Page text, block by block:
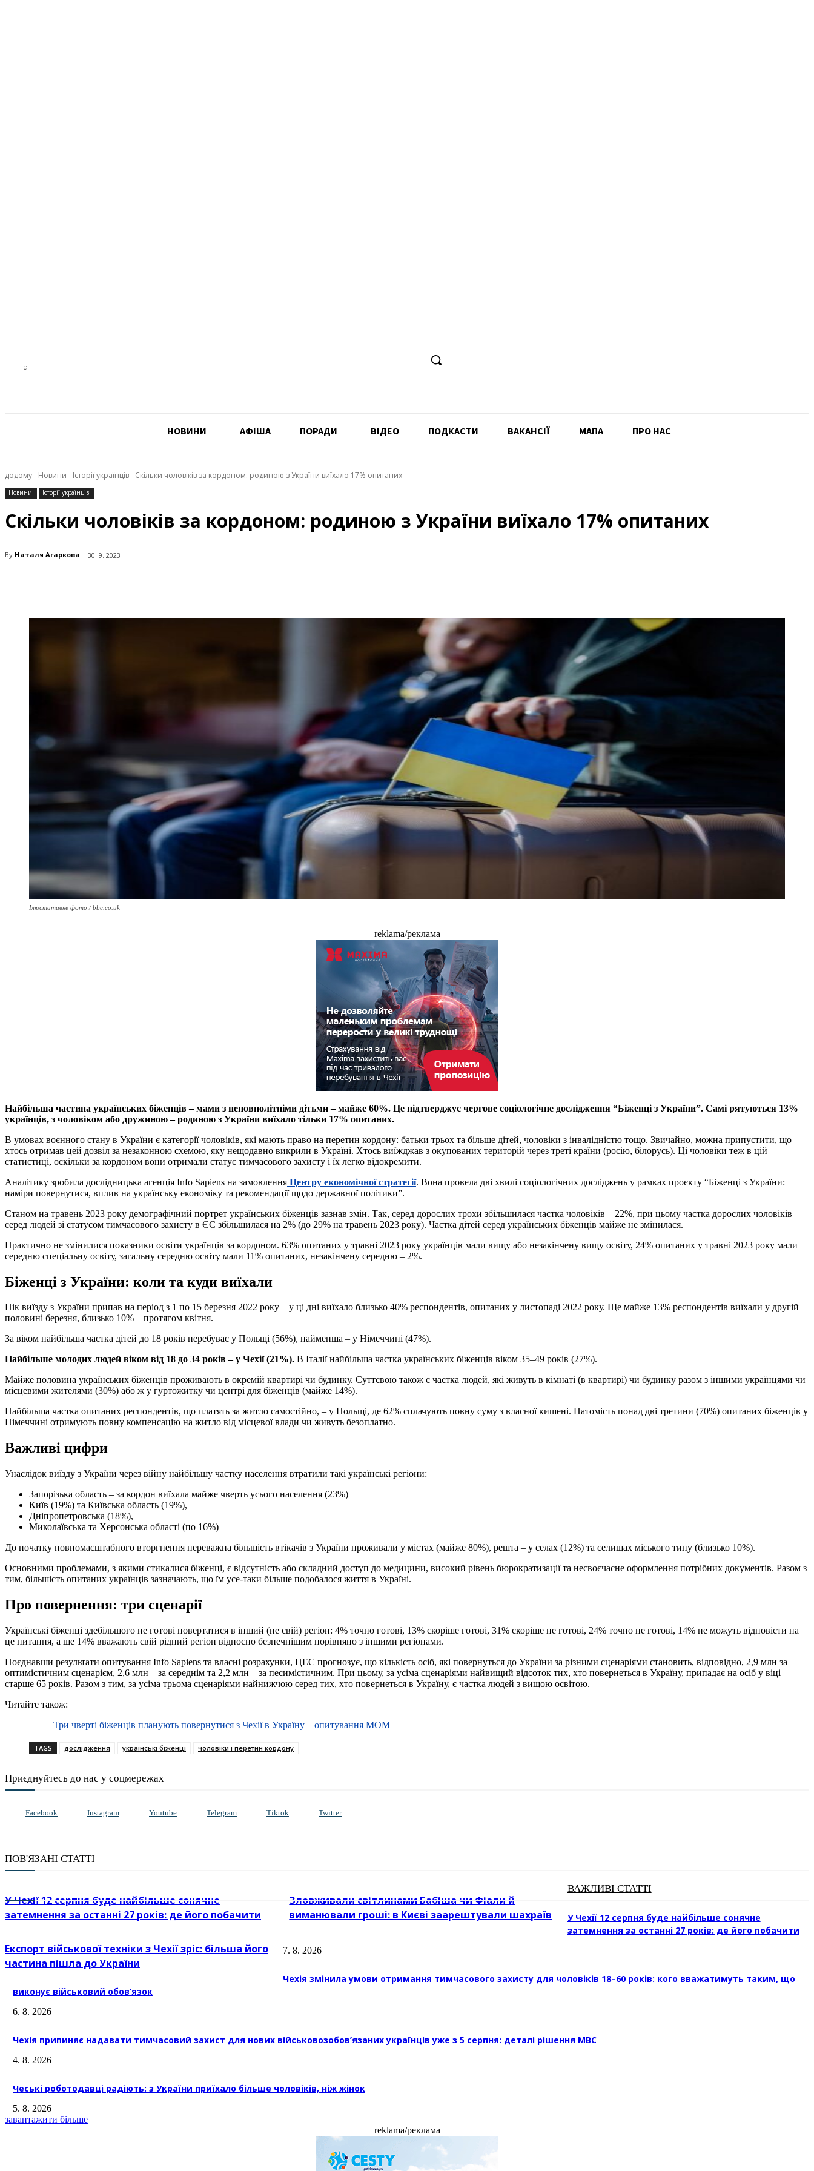
C
НОВИНИ АФIША ПОРАДИ ВІДЕО ПОДКАСТИ ВАКАНСІЇ MAПА ПРО НАС
додому Новини Історії українців Скільки чоловіків за кордоном: родиною з України виїхало 17% опитаних
Новини Історії українців
Скільки чоловіків за кордоном: родиною з України виїхало 17% опитаних
By Наталя Агаркова 30. 9. 2023
Ілюстативне фото / bbc.co.uk
reklama/реклама
Найбільша частина українських біженців – мами з неповнолітніми дітьми – майже 60%. Це підтверджує чергове соціологічне дослідження “Біженці з України”. Самі рятуються 13%
українців, з чоловіком або дружиною – родиною з України виїхало тільки 17% опитаних.
В умовах воєнного стану в України є категорії чоловіків, які мають право на перетин кордону: батьки трьох та більше дітей, чоловіки з інвалідністю тощо. Звичайно, можна припустити, що
хтось отримав цей дозвіл за незаконною схемою, яку нещодавно викрили в Україні. Хтось виїжджав з окупованих територій через треті країни (росію, білорусь). Ці чоловіки теж в цій
статистиці, оскільки за кордоном вони отримали статус тимчасового захисту і їх легко відокремити.
Аналітику зробила дослідницька агенція Info Sapiens на замовлення Центру економічної стратегії. Вона провела дві хвилі соціологічних досліджень у рамках проєкту “Біженці з України:
наміри повернутися, вплив на українську економіку та рекомендації щодо державної політики”.
Станом на травень 2023 року демографічний портрет українських біженців зазнав змін. Так, серед дорослих трохи збільшилася частка чоловіків – 22%, при цьому частка дорослих чоловіків
серед людей зі статусом тимчасового захисту в ЄС збільшилася на 2% (до 29% на травень 2023 року). Частка дітей серед українських біженців майже не змінилася.
Практично не змінилися показники освіти українців за кордоном. 63% опитаних у травні 2023 року українців мали вищу або незакінчену вищу освіту, 24% опитаних у травні 2023 року мали
середню спеціальну освіту, загальну середню освіту мали 11% опитаних, незакінчену середню – 2%.
Біженці з України: коли та куди виїхали
Пік виїзду з України припав на період з 1 по 15 березня 2022 року – у ці дні виїхало близько 40% респондентів, опитаних у листопаді 2022 року. Ще майже 13% респондентів виїхали у другій
половині березня, близько 10% – протягом квітня.
За віком найбільша частка дітей до 18 років перебуває у Польщі (56%), найменша – у Німеччині (47%).
Найбільше молодих людей віком від 18 до 34 років – у Чехії (21%). В Італії найбільша частка українських біженців віком 35–49 років (27%).
Майже половина українських біженців проживають в окремій квартирі чи будинку. Суттєвою також є частка людей, які живуть в кімнаті (в квартирі) чи будинку разом з іншими українцями чи
місцевими жителями (30%) або ж у гуртожитку чи центрі для біженців (майже 14%).
Найбільша частка опитаних респондентів, що платять за житло самостійно, – у Польщі, де 62% сплачують повну суму з власної кишені. Натомість понад дві третини (70%) опитаних біженців у
Німеччині отримують повну компенсацію на житло від місцевої влади чи живуть безоплатно.
Важливі цифри
Унаслідок виїзду з України через війну найбільшу частку населення втратили такі українські регіони:
Запорізька область – за кордон виїхала майже чверть усього населення (23%)
Київ (19%) та Київська область (19%),
Дніпропетровська (18%),
Миколаївська та Херсонська області (по 16%)
До початку повномасштабного вторгнення переважна більшість втікачів з України проживали у містах (майже 80%), решта – у селах (12%) та селищах міського типу (близько 10%).
Основними проблемами, з якими стикалися біженці, є відсутність або складний доступ до медицини, високий рівень бюрократизації та несвоєчасне оформлення потрібних документів. Разом з
тим, більшість опитаних українців зазначають, що їм усе-таки більше подобалося життя в Україні.
Про повернення: три сценарії
Українські біженці здебільшого не готові повертатися в інший (не свій) регіон: 4% точно готові, 13% скоріше готові, 31% скоріше не готові, 24% точно не готові, 14% не можуть відповісти на
це питання, а ще 14% вважають свій рідний регіон відносно безпечнішим порівняно з іншими регіонами.
Поєднавши результати опитування Info Sapiens та власні розрахунки, ЦЕС прогнозує, що кількість осіб, які повернуться до України за різними сценаріями становить, відповідно, 2,9 млн за
оптимістичним сценарієм, 2,6 млн – за середнім та 2,2 млн – за песимістичним. При цьому, за усіма сценаріями найвищий відсоток тих, хто повернеться в Україну, припадає на осіб у віці
старше 65 років. Разом з тим, за усіма трьома сценаріями найнижчою серед тих, хто повернеться в Україну, є частка людей з вищою освітою.
Читайте також:
Три чверті біженців планують повернутися з Чехії в Україну – опитування МОМ
TAGS дослідження українські біженці чоловіки і перетин кордону
Приєднуйтесь до нас у соцмережах
Facebook Instagram Youtube Telegram Tiktok Twitter
ПОВ'ЯЗАНІ СТАТТІ
У Чехії 12 серпня буде найбільше сонячне
затемнення за останні 27 років: де його побачити
Зловживали світлинами Бабіша чи Фіали й
виманювали гроші: в Києві заарештували шахраїв
Експорт військової техніки з Чехії зріс: більша його
частина пішла до України
ВАЖЛИВІ СТАТТІ
У Чехії 12 серпня буде найбільше сонячне
затемнення за останні 27 років: де його побачити
7. 8. 2026
Чехія змінила умови отримання тимчасового захисту для чоловіків 18–60 років: кого вважатимуть таким, що
виконує військовий обов’язок
6. 8. 2026
Чехія припиняє надавати тимчасовий захист для нових військовозобов’язаних українців уже з 5 серпня: деталі рішення МВС
4. 8. 2026
Чеські роботодавці радіють: з України приїхало більше чоловіків, ніж жінок
5. 8. 2026
завантажити більше
reklama/реклама